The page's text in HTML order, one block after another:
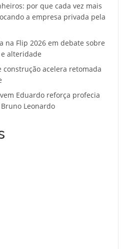
por que cada vez mais
a empresa privada pela
na Flip 2026 em debate sobre
alteridade
construção acelera retomada
Eduardo reforça profecia
Leonardo